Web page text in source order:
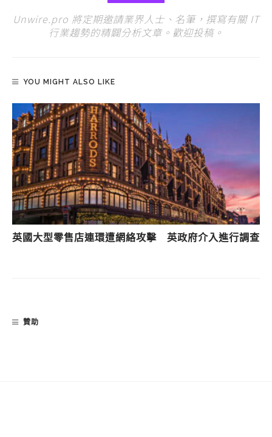
Unwire.pro 將定期邀請業界人士、名筆，撰寫有關 IT
行業趨勢的精闢分析文章。歡迎投稿。
YOU MIGHT ALSO LIKE
英國大型零售店連環遭網絡攻擊 英政府介入進行調查
贊助